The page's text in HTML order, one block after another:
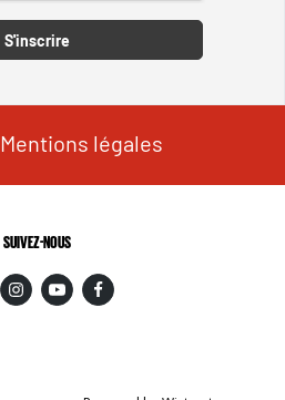
S'inscrire
Mentions légales
SUIVEZ-NOUS